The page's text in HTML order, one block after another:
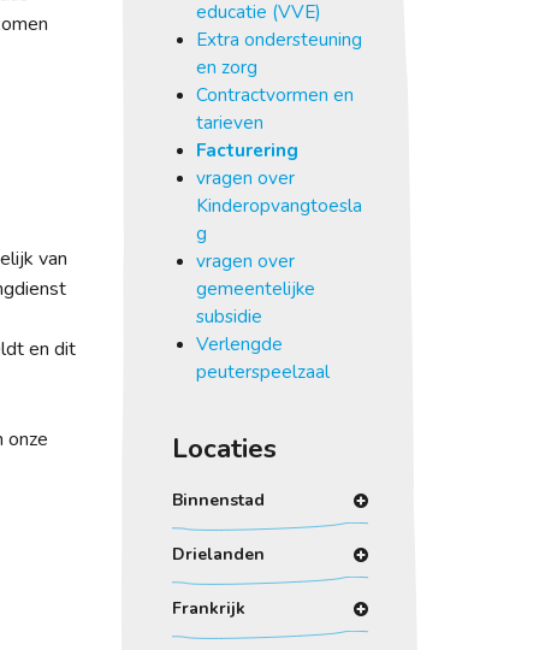
van
en dit
onze
educatie (VVE)
Extra ondersteuning
en zorg
Contractvormen en
tarieven
Facturering
vragen over
Kinderopvangtoesla
g
vragen over
gemeentelijke
subsidie
Verlengde
peuterspeelzaal
Locaties
Binnenstad
Drielanden
Frankrijk